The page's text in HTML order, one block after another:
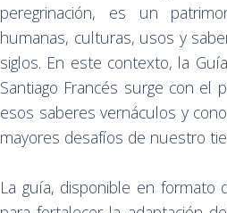
peregrinación, es un
humanas, culturas, usos y
siglos. En este contexto, la
Santiago Francés surge con el
esos saberes vernáculos y
mayores desafíos de nuestro
La guía, disponible en formato